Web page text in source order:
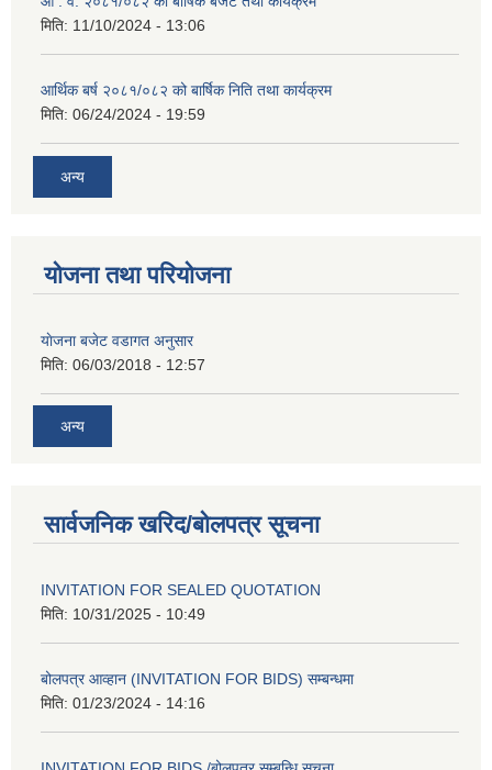
मिति: 11/10/2024 - 13:06
आर्थिक बर्ष २०८१/०८२ को बार्षिक निति तथा कार्यक्रम
मिति: 06/24/2024 - 19:59
अन्य
योजना तथा परियोजना
याेजना बजेट वडागत अनुसार
मिति: 06/03/2018 - 12:57
अन्य
सार्वजनिक खरिद/बोलपत्र सूचना
INVITATION FOR SEALED QUOTATION
मिति: 10/31/2025 - 10:49
बोलपत्र आव्हान (INVITATION FOR BIDS) सम्बन्धमा
मिति: 01/23/2024 - 14:16